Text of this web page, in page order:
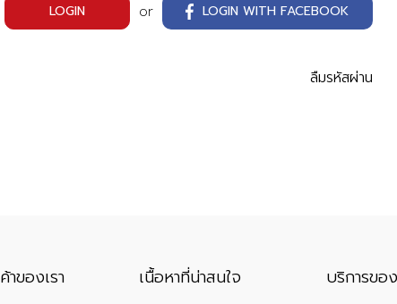
LOGIN or LOGIN WITH FACEBOOK
ลืมรหัสผ่าน
าของเรา เนื้อหาที่น่าสนใจ บริการขอ